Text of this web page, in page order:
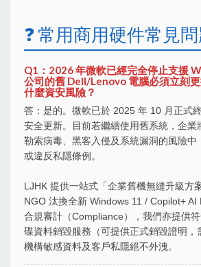
❓ 常用商用硬件常見
Q1：2026 年微軟已經完全停止支援
公司的舊 Dell/Lenovo 電腦必須立刻
什麼資安風險？
答：是的。微軟已於 2025 年 10 月正式
安全更新。目前若繼續使用舊系統，企業
勒索病毒、黑客入侵及系統漏洞的風險中
或違反私隱條例。
LJHK 提供一站式「企業舊機無縫升級方
NGO 汰換全新 Windows 11 / Copilot+ AI
合規審計（Compliance），我們亦提供
碟資料銷毀服務（可提供正式銷毀證明，
機構敏感資料及客戶私隱絕不外洩。